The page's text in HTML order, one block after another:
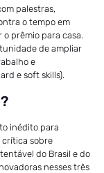
palestras,
o tempo em
prêmio para casa.
de ampliar
e
e soft skills).
inédito para
crítica sobre
do Brasil e do
nesses três